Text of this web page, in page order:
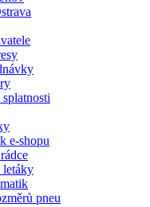
e-shopu
letáky
pneu